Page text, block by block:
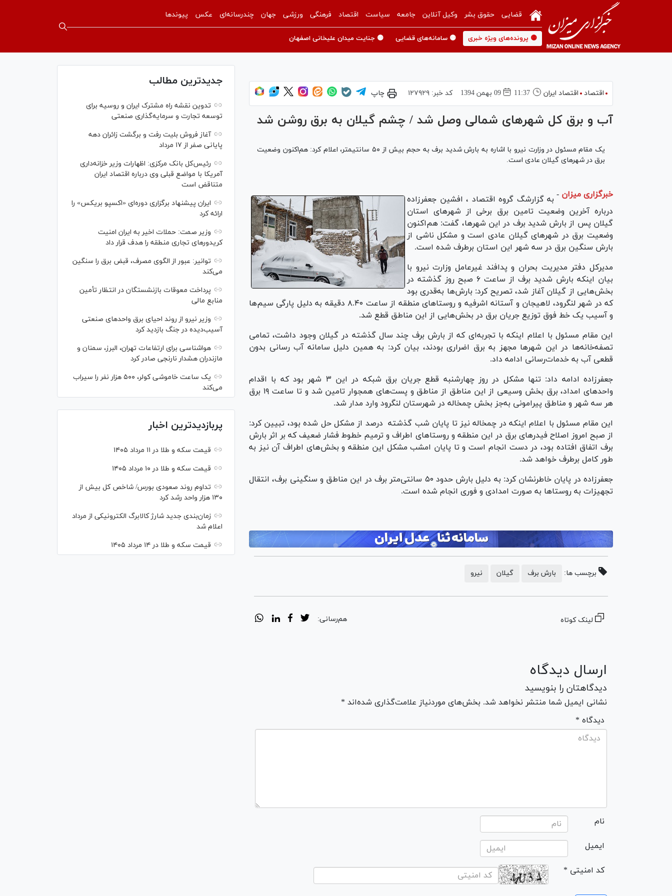
قضایی حقوق بشر وکیل آنلاین جامعه سیاست اقتصاد فرهنگی ورزشی جهان چندرسانه‌ای عکس پیوندها
🟡 پرونده‌های ویژه خبری 🟡 سامانه‌های قضایی 🟡 جنایت میدان علیخانی اصفهان
اقتصاد اقتصاد ایران 11:37 09 بهمن 1394 کد خبر: ۱۲۷۹۲۹ چاپ
آب و برق کل شهرهای شمالی وصل شد / چشم گیلان به برق روشن شد
یک مقام مسئول در وزارت نیرو با اشاره به بارش شدید برف به حجم بیش از ۵۰ سانتیمتر، اعلام کرد: هم‌اکنون وضعیت
برق در شهرهای گیلان عادی است.
خبرگزاری میزان - به گزارشگ گروه اقتصاد ، افشین جعفرزاده
درباره آخرین وضعیت تامین برق برخی از شهرهای استان
گیلان پس از بارش شدید برف در این شهرها، گفت: هم‌اکنون
وضعیت برق در شهرهای گیلان عادی است و مشکل ناشی از
بارش سنگین برق در سه شهر این استان برطرف شده است.
مدیرکل دفتر مدیریت بحران و پدافند غیرعامل وزارت نیرو با
بیان اینکه بارش شدید برف از ساعت ۶ صبح روز گذشته در
بخش‌هایی از گیلان آغاز شد، تصریح کرد: بارش‌ها به‌قدری بود
که در شهر لنگرود، لاهیجان و آستانه اشرفیه و روستاهای منطقه از ساعت ۸.۴۰ دقیقه به دلیل پارگی سیم‌ها
و آسیب یک خط فوق توزیع جریان برق در بخش‌هایی از این مناطق قطع شد.
این مقام مسئول با اعلام اینکه با تجربه‌ای که از بارش برف چند سال گذشته در گیلان وجود داشت، تمامی
تصفه‌خانه‌ها در این شهرها مجهز به برق اضراری بودند، بیان کرد: به‌ همین دلیل سامانه آب رسانی بدون
قطعی آب به خدمات‌رسانی ادامه داد.
جعفرزاده ادامه داد: تنها مشکل در روز چهارشنبه قطع جریان برق شبکه در این ۳ شهر بود که با اقدام
واحدهای امداد، برق بخش وسیعی از این مناطق از مناطق و پست‌های همجوار تامین شد و تا ساعت ۱۹ برق
هر سه شهر و مناطق پیرامونی به‌جز بخش چمخاله در شهرستان لنگرود وارد مدار شد.
این مقام مسئول با اعلام اینکه در چمخاله نیز تا پایان شب گذشته درصد از مشکل حل شده بود، تبیین کرد:
از صبح امروز اصلاح فیدرهای برق در این منطقه و روستاهای اطراف و ترمیم خطوط فشار ضعیف که بر اثر بارش
برف اتفاق افتاده بود، در دست انجام است و تا پایان امشب مشکل این منطقه و بخش‌های اطراف آن نیز به
طور کامل برطرف خواهد شد.
جعفرزاده در پایان خاطرنشان کرد: به دلیل بارش حدود ۵۰ سانتی‌متر برف در این مناطق و سنگینی برف، انتقال
تجهیزات به روستاها به صورت امدادی و فوری انجام شده است.
برچسب ها: بارش برف گیلان نیرو
لینک کوتاه هم‌رسانی:
ارسال دیدگاه
دیدگاهتان را بنویسید
نشانی ایمیل شما منتشر نخواهد شد. بخش‌های موردنیاز علامت‌گذاری شده‌اند *
* دیدگاه
نام
ایمیل
* کد امنیتی
جدیدترین مطالب
تدوین نقشه راه مشترک ایران و روسیه برای
توسعه تجارت و سرمایه‌گذاری صنعتی
آغاز فروش بلیت رفت و برگشت زائران دهه
پایانی صفر از ۱۷ مرداد
رئیس‌کل بانک مرکزی: اظهارات وزیر خزانه‌داری
آمریکا با مواضع قبلی وی درباره اقتصاد ایران
متناقض است
ایران پیشنهاد برگزاری دوره‌ای «اکسپو بریکس» را
ارائه کرد
وزیر صمت: حملات اخیر به ایران امنیت
کریدورهای تجاری منطقه را هدف قرار داد
توانیر: عبور از الگوی مصرف، قبض برق را سنگین
می‌کند
پرداخت معوقات بازنشستگان در انتظار تأمین
منابع مالی
وزیر نیرو از روند احیای برق واحدهای صنعتی
آسیب‌دیده در جنگ بازدید کرد
هواشناسی برای ارتفاعات تهران، البرز، سمنان و
مازندران هشدار نارنجی صادر کرد
یک ساعت خاموشی کولر، ۵۰۰ هزار نفر را سیراب
می‌کند
پربازدیدترین اخبار
قیمت سکه و طلا در ۱۱ مرداد ۱۴۰۵
قیمت سکه و طلا در ۱۰ مرداد ۱۴۰۵
تداوم روند صعودی بورس/ شاخص کل بیش از
۱۳۰ هزار واحد رشد کرد
زمان‌بندی جدید شارژ کالابرگ الکترونیکی از مرداد
اعلام شد
قیمت سکه و طلا در ۱۴ مرداد ۱۴۰۵